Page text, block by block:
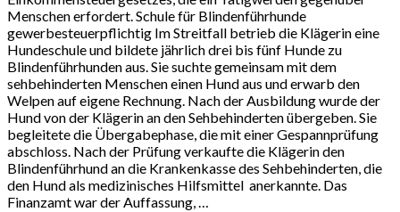
Menschen erfordert. Schule für Blindenführhunde
gewerbesteuerpflichtig Im Streitfall betrieb die Klägerin eine
Hundeschule und bildete jährlich drei bis fünf Hunde zu
Blindenführhunden aus. Sie suchte gemeinsam mit dem
sehbehinderten Menschen einen Hund aus und erwarb den
Welpen auf eigene Rechnung. Nach der Ausbildung wurde der
Hund von der Klägerin an den Sehbehinderten übergeben. Sie
begleitete die Übergabephase, die mit einer Gespannprüfung
abschloss. Nach der Prüfung verkaufte die Klägerin den
Blindenführhund an die Krankenkasse des Sehbehinderten, die
den Hund als medizinisches Hilfsmittel anerkannte. Das
Finanzamt war der Auffassung, …